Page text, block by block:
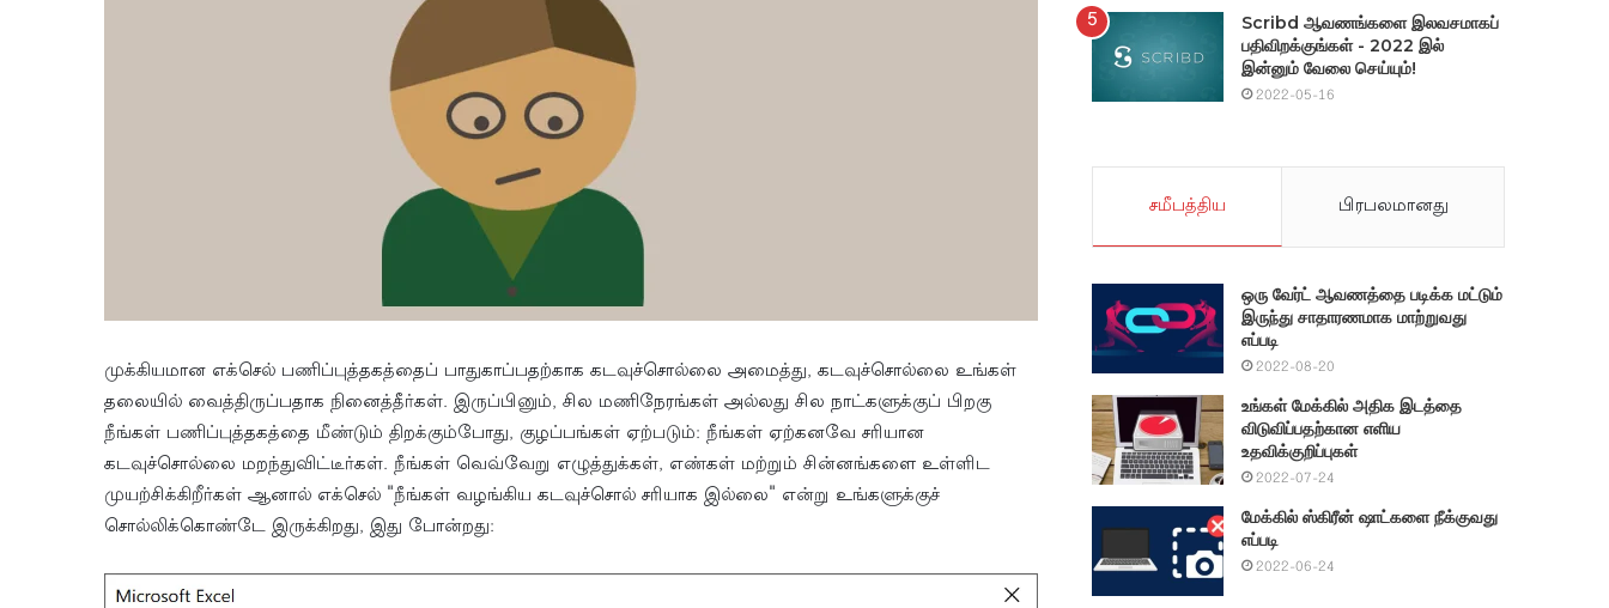
முக்கியமான எக்செல் பணிப்புத்தகத்தைப் பாதுகாப்பதற்காக கடவுச்சொல்லை அமைத்து, கடவுச்சொல்லை உங்கள்
தலையில் வைத்திருப்பதாக நினைத்தீர்கள். இருப்பினும், சில மணிநேரங்கள் அல்லது சில நாட்களுக்குப் பிறகு
நீங்கள் பணிப்புத்தகத்தை மீண்டும் திறக்கும்போது, ​​​​குழப்பங்கள் ஏற்படும்: நீங்கள் ஏற்கனவே சரியான
கடவுச்சொல்லை மறந்துவிட்டீர்கள். நீங்கள் வெவ்வேறு எழுத்துக்கள், எண்கள் மற்றும் சின்னங்களை உள்ளிட
முயற்சிக்கிறீர்கள் ஆனால் எக்செல் "நீங்கள் வழங்கிய கடவுச்சொல் சரியாக இல்லை" என்று உங்களுக்குச்
சொல்லிக்கொண்டே இருக்கிறது, இது போன்றது:
Scribd ஆவணங்களை இலவசமாகப்
பதிவிறக்குங்கள் - 2022 இல்
இன்னும் வேலை செய்யும்!
2022-05-16
சமீபத்திய பிரபலமானது
ஒரு வேர்ட் ஆவணத்தை படிக்க மட்டும்
இருந்து சாதாரணமாக மாற்றுவது
எப்படி
2022-08-20
உங்கள் மேக்கில் அதிக இடத்தை
விடுவிப்பதற்கான எளிய
உதவிக்குறிப்புகள்
2022-07-24
மேக்கில் ஸ்கிரீன் ஷாட்களை நீக்குவது
எப்படி
2022-06-24